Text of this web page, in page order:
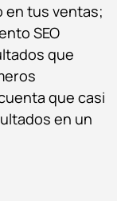
en tus ventas;
SEO
que
que casi
en un